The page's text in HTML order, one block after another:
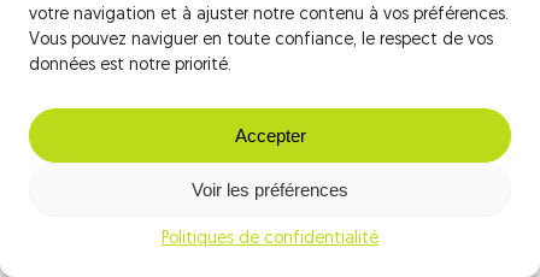
votre navigation et à ajuster notre contenu à vos préférences.
Vous pouvez naviguer en toute confiance, le respect de vos
données est notre priorité.
Accepter
Voir les préférences
Politiques de confidentialité